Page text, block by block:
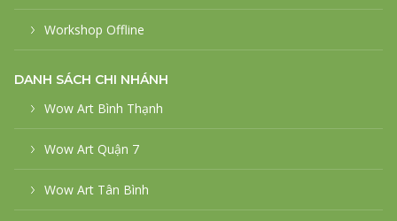
Workshop Offline
DANH SÁCH CHI NHÁNH
Wow Art Bình Thạnh
Wow Art Quận 7
Wow Art Tân Bình